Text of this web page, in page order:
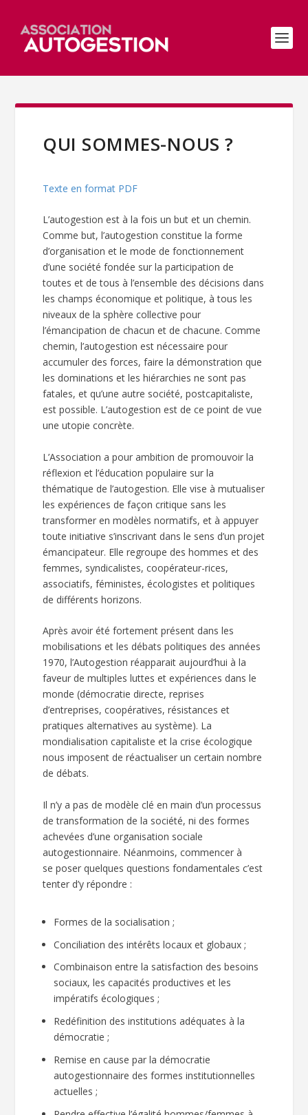
QUI SOMMES-NOUS ?
Texte en format PDF
L’autogestion est à la fois un but et un chemin.
Comme but, l’autogestion constitue la forme
d’organisation et le mode de fonctionnement
d’une société fondée sur la participation de
toutes et de tous à l’ensemble des décisions dans
les champs économique et politique, à tous les
niveaux de la sphère collective pour
l’émancipation de chacun et de chacune. Comme
chemin, l’autogestion est nécessaire pour
accumuler des forces, faire la démonstration que
les dominations et les hiérarchies ne sont pas
fatales, et qu’une autre société, postcapitaliste,
est possible. L’autogestion est de ce point de vue
une utopie concrète.
L’Association a pour ambition de promouvoir la
réflexion et l’éducation populaire sur la
thématique de l’autogestion. Elle vise à mutualiser
les expériences de façon critique sans les
transformer en modèles normatifs, et à appuyer
toute initiative s’inscrivant dans le sens d’un projet
émancipateur. Elle regroupe des hommes et des
femmes, syndicalistes, coopérateur-rices,
associatifs, féministes, écologistes et politiques
de différents horizons.
Après avoir été fortement présent dans les
mobilisations et les débats politiques des années
1970, l’Autogestion réapparait aujourd’hui à la
faveur de multiples luttes et expériences dans le
monde (démocratie directe, reprises
d’entreprises, coopératives, résistances et
pratiques alternatives au système). La
mondialisation capitaliste et la crise écologique
nous imposent de réactualiser un certain nombre
de débats.
Il n’y a pas de modèle clé en main d’un processus
de transformation de la société, ni des formes
achevées d’une organisation sociale
autogestionnaire. Néanmoins, commencer à
se poser quelques questions fondamentales c’est
tenter d’y répondre :
Formes de la socialisation ;
Conciliation des intérêts locaux et globaux ;
Combinaison entre la satisfaction des besoins
sociaux, les capacités productives et les
impératifs écologiques ;
Redéfinition des institutions adéquates à la
démocratie ;
Remise en cause par la démocratie
autogestionnaire des formes institutionnelles
actuelles ;